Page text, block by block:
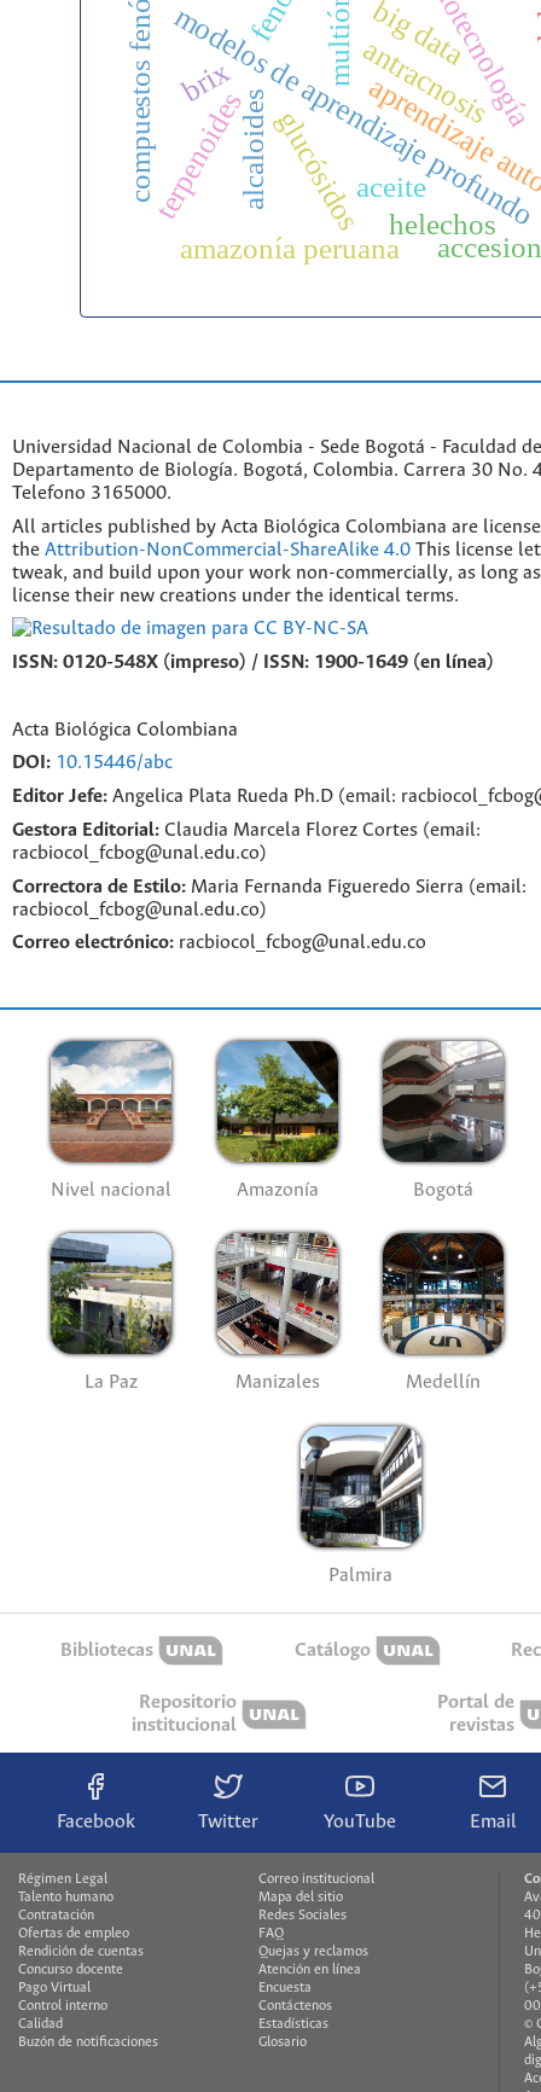
aprendizaje
big data
modelos de aprendizaje profundo
alcaloides
biotecnología
compuestos fenólicos glucósidos
terpenoides helechos
amazonía peruana
aceite
brix antracnosis
Universidad Nacional de Colombia - Sede Bogotá - Faculdad
Departamento de Biología. Bogotá, Colombia. Carrera 30 No.
Telefono 3165000.
All articles published by Acta Biológica Colombiana are
the Attribution-NonCommercial-ShareAlike 4.0 This license
tweak, and build upon your work non-commercially, as long
license their new creations under the identical terms.
ISSN: 0120-548X (impreso) / ISSN: 1900-1649 (en línea)
Acta Biológica Colombiana
DOI: 10.15446/abc
Editor Jefe: Angelica Plata Rueda Ph.D (email:
Gestora Editorial: Claudia Marcela Florez Cortes (email:
racbiocol_fcbog@unal.edu.co)
Correctora de Estilo: Maria Fernanda Figueredo Sierra (email:
racbiocol_fcbog@unal.edu.co)
Correo electrónico: racbiocol_fcbog@unal.edu.co
Nivel nacional Amazonía Bogotá
La Paz Manizales Medellín
Palmira
Bibliotecas Catálogo
Repositorio
institucional
Portal de
revistas
Facebook Twitter YouTube Email
Régimen Legal
Talento humano
Contratación
Ofertas de empleo
Rendición de cuentas
Concurso docente
Pago Virtual
Control interno
Calidad
Buzón de notificaciones
Correo institucional
Mapa del sitio
Redes Sociales
FAQ
Quejas y reclamos
Atención en línea
Encuesta
Contáctenos
Estadísticas
Glosario
©